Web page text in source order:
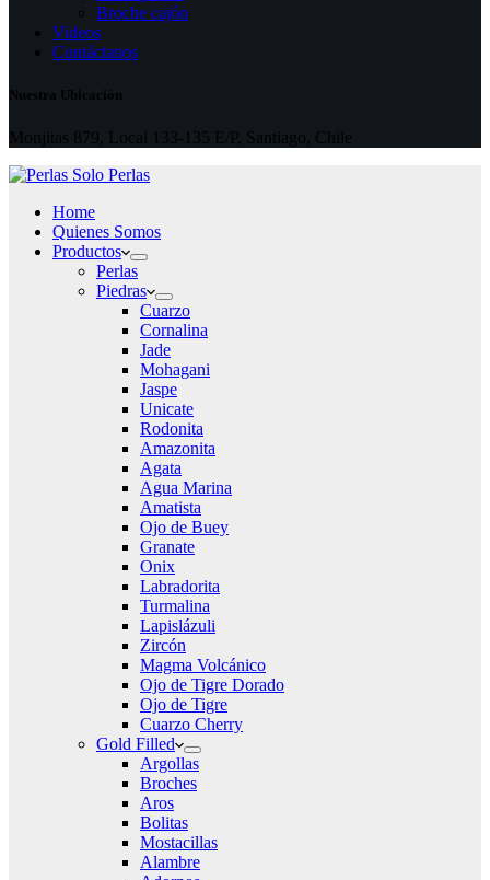
Broche cajón
Videos
Contáctanos
Nuestra Ubicación
Monjitas 879, Local 133-135 E/P, Santiago, Chile
Home
Quienes Somos
Productos
Perlas
Piedras
Cuarzo
Cornalina
Jade
Mohagani
Jaspe
Unicate
Rodonita
Amazonita
Agata
Agua Marina
Amatista
Ojo de Buey
Granate
Onix
Labradorita
Turmalina
Lapislázuli
Zircón
Magma Volcánico
Ojo de Tigre Dorado
Ojo de Tigre
Cuarzo Cherry
Gold Filled
Argollas
Broches
Aros
Bolitas
Mostacillas
Alambre